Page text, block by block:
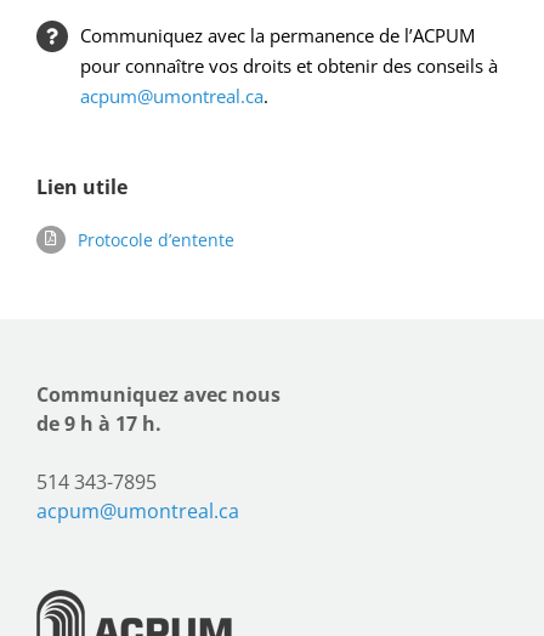
Communiquez avec la permanence de l’ACPUM
pour connaître vos droits et obtenir des conseils à
acpum@umontreal.ca.
Lien utile
Protocole d’entente
Communiquez avec nous
de 9 h à 17 h.
514 343-7895
acpum@umontreal.ca